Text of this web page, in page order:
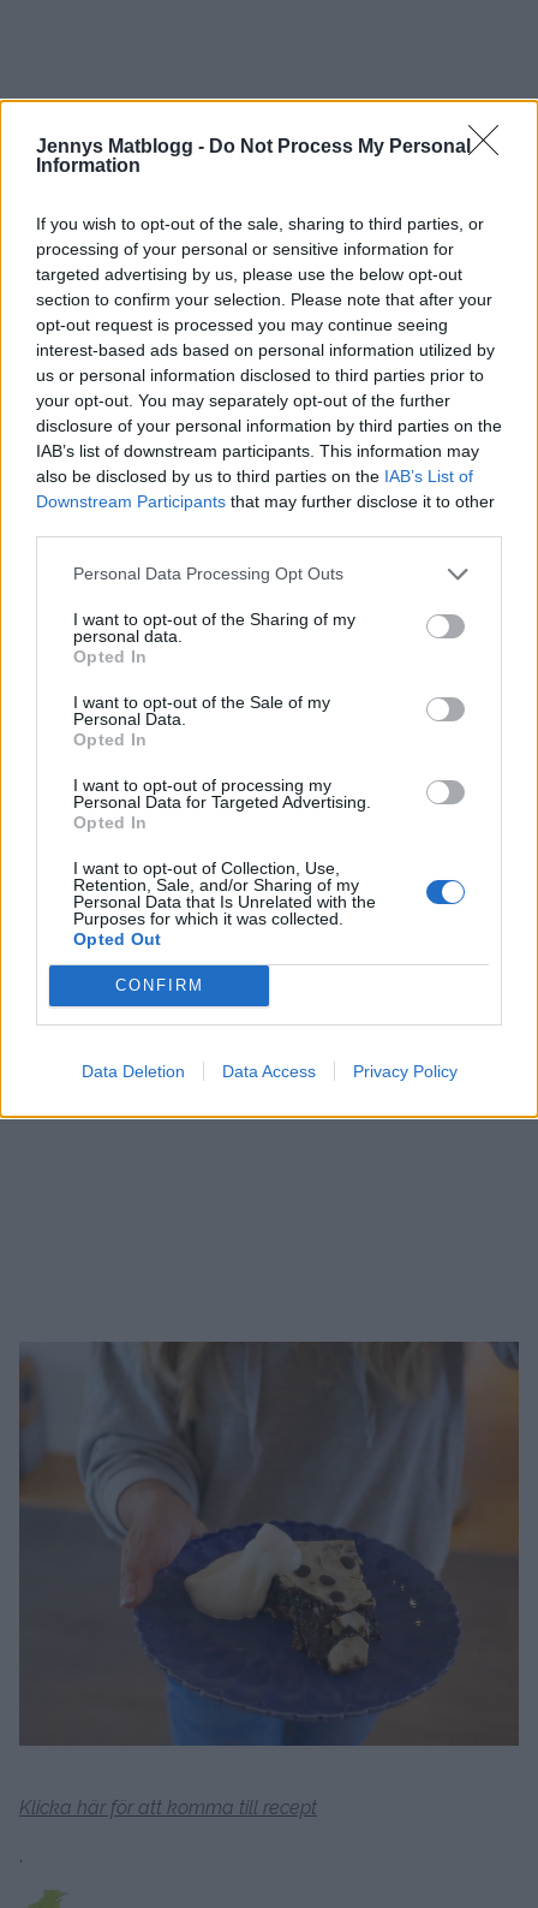
Jennys Matblogg - Do Not Process My Personal
Information
If you wish to opt-out of the sale, sharing to third parties, or
processing of your personal or sensitive information for
targeted advertising by us, please use the below opt-out
section to confirm your selection. Please note that after your
opt-out request is processed you may continue seeing
interest-based ads based on personal information utilized by
us or personal information disclosed to third parties prior to
your opt-out. You may separately opt-out of the further
disclosure of your personal information by third parties on the
IAB’s list of downstream participants. This information may
also be disclosed by us to third parties on the IAB’s List of
Downstream Participants that may further disclose it to other
Personal Data Processing Opt Outs
I want to opt-out of the Sharing of my
personal data.
Opted In
I want to opt-out of the Sale of my
Personal Data.
Opted In
I want to opt-out of processing my
Personal Data for Targeted Advertising.
Opted In
I want to opt-out of Collection, Use,
Retention, Sale, and/or Sharing of my
Personal Data that Is Unrelated with the
Purposes for which it was collected.
Opted Out
CONFIRM
Data Deletion Data Access Privacy Policy
Hur är läget denna måndag? Har ni kanske börjat jobba
efter semestern, eller har ni en hel härlig vecka kvar?
Vilket som så är det alltid gott med fika, både hemma &
på jobbet. Och något som finns gott om på denna sajten
är kladdkakor. Mintiga, chokladiga, vita, med bär eller
på så bläddrar ni igenom hela kategorin HÄR
Klicka här för att komma till recept
.